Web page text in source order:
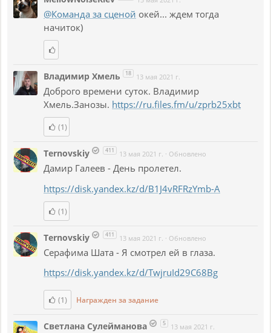
@Команда за сценой окей... ждем тогда
начиток)
Владимир Хмель 18 13 мая 2021 г.
Доброго времени суток. Владимир
Хмель.Занозы. https://ru.files.fm/u/zprb25xbt
(1)
Ternovskiy 411 13 мая 2021 г. · Обновлено
Дамир Галеев - День пролетел.
https://disk.yandex.kz/d/B1J4vRFRzYmb-A
(1)
Ternovskiy 411 13 мая 2021 г. · Обновлено
Серафима Шата - Я смотрел ей в глаза.
https://disk.yandex.kz/d/TwjruId29C68Bg
(1) Награжден за задание
Светлана Сулейманова 5 13 мая 2021 г.